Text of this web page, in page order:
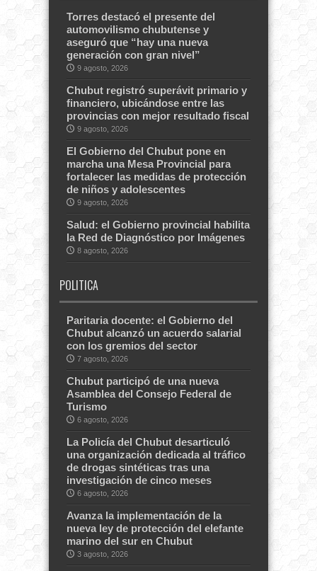
Torres destacó el presente del
automovilismo chubutense y
aseguró que “hay una nueva
generación con gran nivel”
9 agosto, 2026
Chubut registró superávit primario y
financiero, ubicándose entre las
provincias con mejor resultado fiscal
9 agosto, 2026
El Gobierno del Chubut pone en
marcha una Mesa Provincial para
fortalecer las medidas de protección
de niños y adolescentes
9 agosto, 2026
Salud: el Gobierno provincial habilita
la Red de Diagnóstico por Imágenes
8 agosto, 2026
POLITICA
Paritaria docente: el Gobierno del
Chubut alcanzó un acuerdo salarial
con los gremios del sector
7 agosto, 2026
Chubut participó de una nueva
Asamblea del Consejo Federal de
Turismo
6 agosto, 2026
La Policía del Chubut desarticuló
una organización dedicada al tráfico
de drogas sintéticas tras una
investigación de cinco meses
6 agosto, 2026
Avanza la implementación de la
nueva ley de protección del elefante
marino del sur en Chubut
3 agosto, 2026